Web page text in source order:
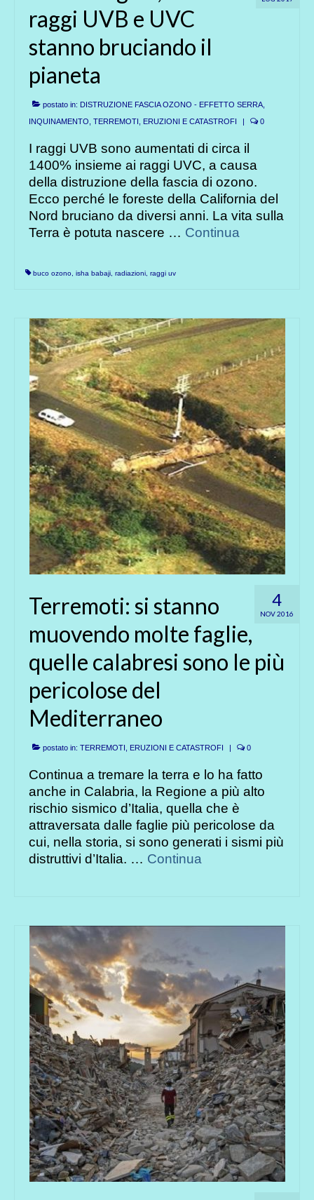
raggi UVB e UVC
stanno bruciando il
pianeta
postato in: DISTRUZIONE FASCIA OZONO - EFFETTO SERRA
INQUINAMENTO TERREMOTI, ERUZIONI E CATASTROFI | 0
I raggi UVB sono aumentati di circa il
1400% insieme ai raggi UVC, a causa
della distruzione della fascia di ozono.
Ecco perché le foreste della California del
Nord bruciano da diversi anni. La vita sulla
Terra è potuta nascere … Continua
buco ozono isha babaji radiazioni raggi uv
4
NOV 2016
Terremoti: si stanno
muovendo molte faglie,
quelle calabresi sono le più
pericolose del
Mediterraneo
postato in: TERREMOTI, ERUZIONI E CATASTROFI | 0
Continua a tremare la terra e lo ha fatto
anche in Calabria, la Regione a più alto
rischio sismico d’Italia, quella che è
attraversata dalle faglie più pericolose da
cui, nella storia, si sono generati i sismi più
distruttivi d’Italia. … Continua